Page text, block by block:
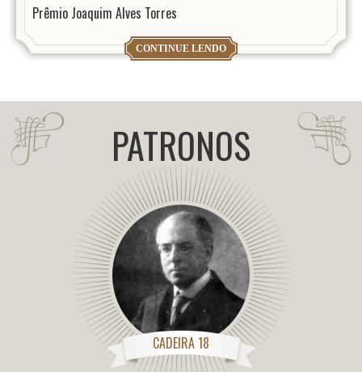
Prêmio Joaquim Alves Torres
CONTINUE LENDO
PATRONOS
CADEIRA 18